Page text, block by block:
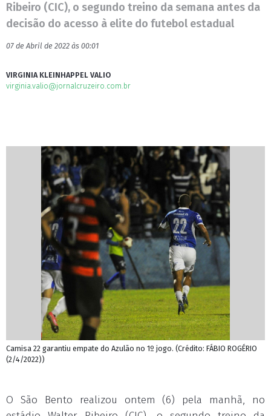
Ribeiro (CIC), o segundo treino da semana antes da
decisão do acesso à elite do futebol estadual
07 de Abril de 2022 às 00:01
VIRGINIA KLEINHAPPEL VALIO
virginia.valio@jornalcruzeiro.com.br
Camisa 22 garantiu empate do Azulão no 1º jogo. (Crédito: FÁBIO ROGÉRIO
(2/4/2022))
O São Bento realizou ontem (6) pela manhã, no